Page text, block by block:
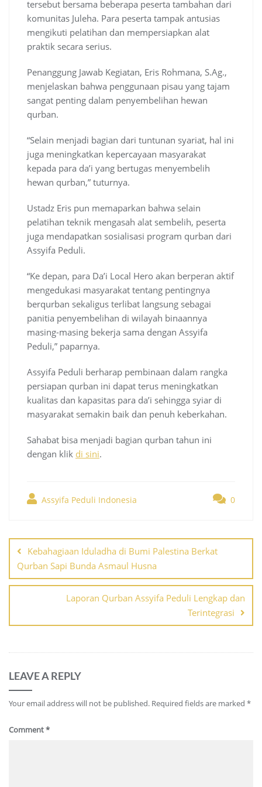
tersebut bersama beberapa peserta tambahan dari
komunitas Juleha. Para peserta tampak antusias
mengikuti pelatihan dan mempersiapkan alat
praktik secara serius.
Penanggung Jawab Kegiatan, Eris Rohmana, S.Ag.,
menjelaskan bahwa penggunaan pisau yang tajam
sangat penting dalam penyembelihan hewan
qurban.
“Selain menjadi bagian dari tuntunan syariat, hal ini
juga meningkatkan kepercayaan masyarakat
kepada para da’i yang bertugas menyembelih
hewan qurban,” tuturnya.
Ustadz Eris pun memaparkan bahwa selain
pelatihan teknik mengasah alat sembelih, peserta
juga mendapatkan sosialisasi program qurban dari
Assyifa Peduli.
“Ke depan, para Da’i Local Hero akan berperan aktif
mengedukasi masyarakat tentang pentingnya
berqurban sekaligus terlibat langsung sebagai
panitia penyembelihan di wilayah binaannya
masing-masing bekerja sama dengan Assyifa
Peduli,” paparnya.
Assyifa Peduli berharap pembinaan dalam rangka
persiapan qurban ini dapat terus meningkatkan
kualitas dan kapasitas para da’i sehingga syiar di
masyarakat semakin baik dan penuh keberkahan.
Sahabat bisa menjadi bagian qurban tahun ini
dengan klik di sini.
Assyifa Peduli Indonesia 0
navigation
Kebahagiaan Iduladha di Bumi Palestina Berkat
Qurban Sapi Bunda Asmaul Husna
Laporan Qurban Assyifa Peduli Lengkap dan
Terintegrasi
LEAVE A REPLY
Your email address will not be published. Required fields are marked *
Comment*